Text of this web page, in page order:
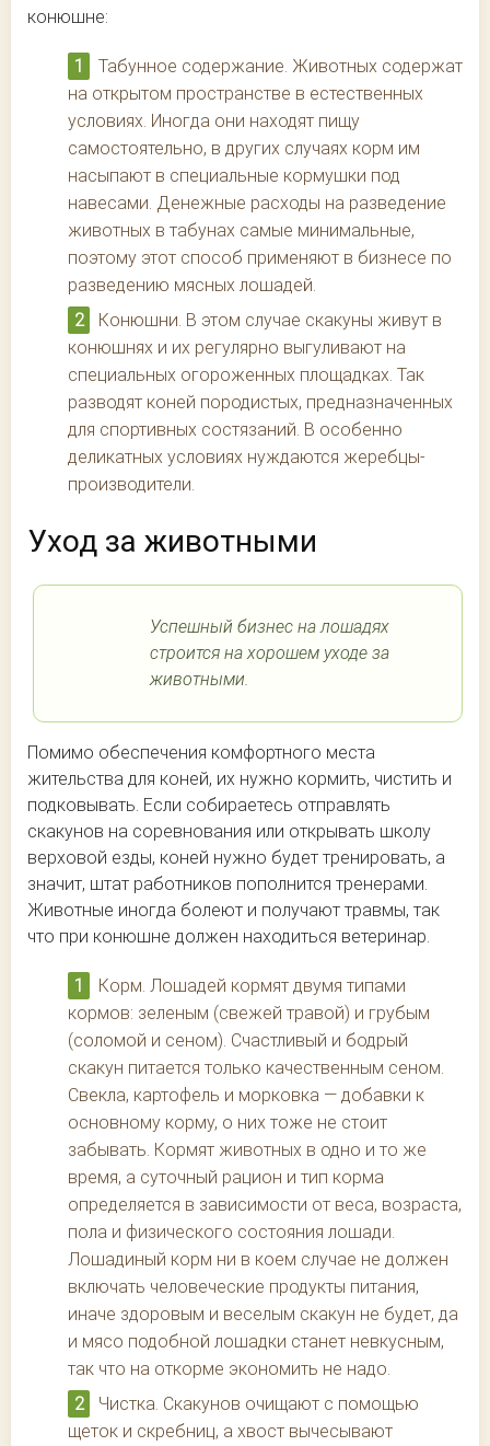
конюшне:
Табунное содержание. Животных содержат
на открытом пространстве в естественных
условиях. Иногда они находят пищу
самостоятельно, в других случаях корм им
насыпают в специальные кормушки под
навесами. Денежные расходы на разведение
животных в табунах самые минимальные,
поэтому этот способ применяют в бизнесе по
разведению мясных лошадей.
Конюшни. В этом случае скакуны живут в
конюшнях и их регулярно выгуливают на
специальных огороженных площадках. Так
разводят коней породистых, предназначенных
для спортивных состязаний. В особенно
деликатных условиях нуждаются жеребцы-
производители.
Уход за животными
Успешный бизнес на лошадях
строится на хорошем уходе за
животными.
Помимо обеспечения комфортного места
жительства для коней, их нужно кормить, чистить и
подковывать. Если собираетесь отправлять
скакунов на соревнования или открывать школу
верховой езды, коней нужно будет тренировать, а
значит, штат работников пополнится тренерами.
Животные иногда болеют и получают травмы, так
что при конюшне должен находиться ветеринар.
Корм. Лошадей кормят двумя типами
кормов: зеленым (свежей травой) и грубым
(соломой и сеном). Счастливый и бодрый
скакун питается только качественным сеном.
Свекла, картофель и морковка — добавки к
основному корму, о них тоже не стоит
забывать. Кормят животных в одно и то же
время, а суточный рацион и тип корма
определяется в зависимости от веса, возраста,
пола и физического состояния лошади.
Лошадиный корм ни в коем случае не должен
включать человеческие продукты питания,
иначе здоровым и веселым скакун не будет, да
и мясо подобной лошадки станет невкусным,
так что на откорме экономить не надо.
Чистка. Скакунов очищают с помощью
щеток и скребниц, а хвост вычесывают